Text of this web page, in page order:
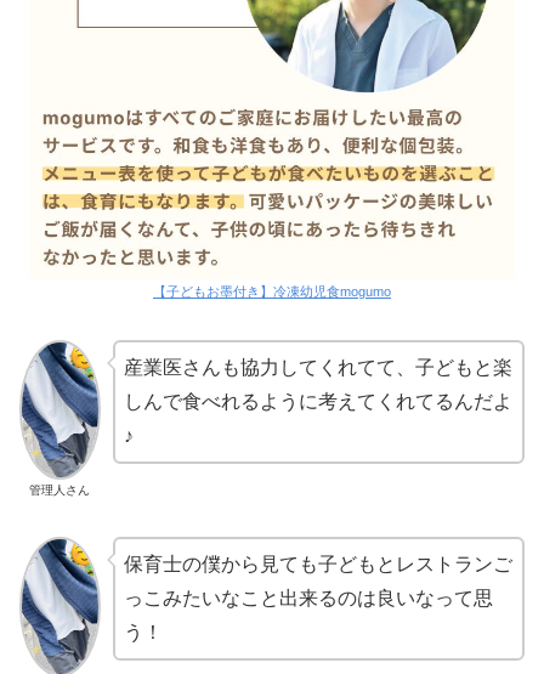
【子どもお墨付き】冷凍幼児食mogumo
管理人さん
産業医さんも協力してくれてて、子どもと楽
しんで食べれるように考えてくれてるんだよ
♪
保育士の僕から見ても子どもとレストランご
っこみたいなこと出来るのは良いなって思
う！